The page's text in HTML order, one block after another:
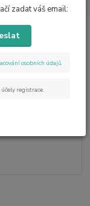
geoda v AA kvalitě 1
kvalitě 1
zadat váš email:
osobních údajů.
účely registrace.